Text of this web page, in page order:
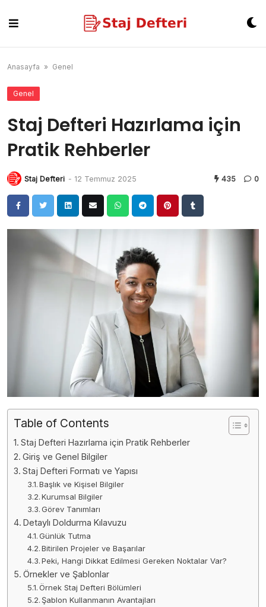
content
Anasayfa » Genel
Genel
Staj Defteri Hazırlama için
Pratik Rehberler
Staj Defteri - 12 Temmuz 2025 435 0
Table of Contents
Staj Defteri Hazırlama için Pratik Rehberler
Giriş ve Genel Bilgiler
Staj Defteri Formatı ve Yapısı
Başlık ve Kişisel Bilgiler
Kurumsal Bilgiler
Görev Tanımları
Detaylı Doldurma Kılavuzu
Günlük Tutma
Bitirilen Projeler ve Başarılar
Peki, Hangi Dikkat Edilmesi Gereken Noktalar Var?
Örnekler ve Şablonlar
Örnek Staj Defteri Bölümleri
Şablon Kullanmanın Avantajları